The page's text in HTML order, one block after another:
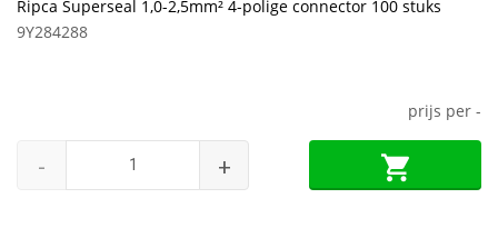
Ripca Superseal 1,0-2,5mm² 4-polige connector 100 stuks
9Y284288
prijs per -
- +